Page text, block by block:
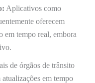
Aplicativos como
oferecem
em tempo real, embora
de órgãos de trânsito
em tempo